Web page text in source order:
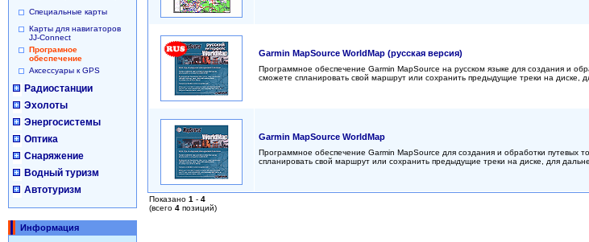
Специальные карты
Карты для навигаторов
JJ-Connect
Програмное
обеспечение
Аксессуары к GPS
Радиостанции
Эхолоты
Энергосистемы
Оптика
Снаряжение
Водный туризм
Автотуризм
Информация
Garmin MapSource WorldMap (русская версия)
Программное обеспечение Garmin MapSource на русском языке для создания и
сможете спланировать свой маршрут или сохранить предыдущие треки на диске,
Garmin MapSource WorldMap
Программное обеспечение Garmin MapSource для создания и обработки
спланировать свой маршрут или сохранить предыдущие треки на диске, для
Показано 1 - 4
(всего 4 позиций)